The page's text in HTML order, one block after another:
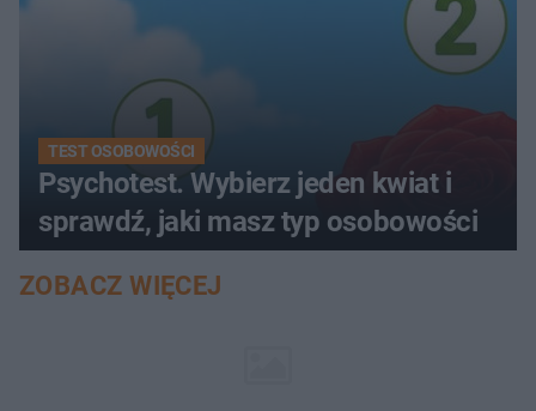
TEST OSOBOWOŚCI
Psychotest. Wybierz jeden kwiat i
sprawdź, jaki masz typ osobowości
ZOBACZ WIĘCEJ